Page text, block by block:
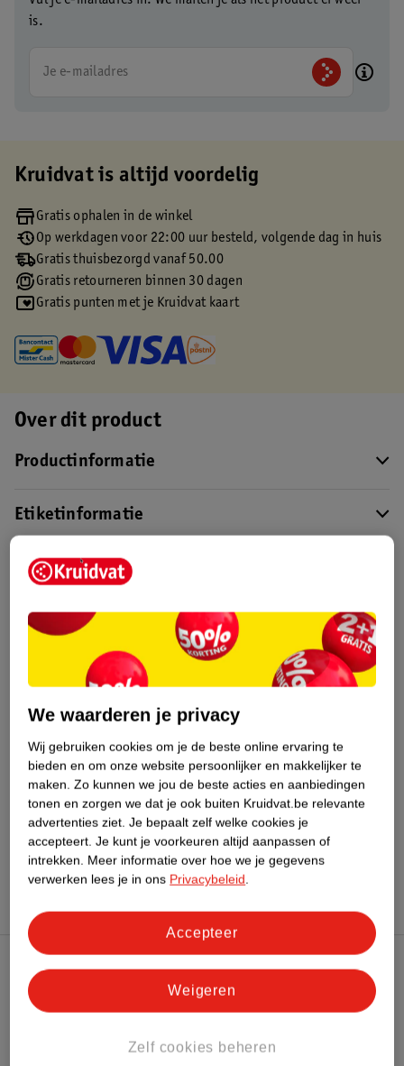
is.
Je e-mailadres
Kruidvat is altijd voordelig
Gratis ophalen in de winkel
Op werkdagen voor 22:00 uur besteld, volgende dag in huis
Gratis thuisbezorgd vanaf 50.00
Gratis retourneren binnen 30 dagen
Gratis punten met je Kruidvat kaart
Over dit product
Productinformatie
Etiketinformatie
Nature Impact Score
Impact Score.
Meer informatie
Bestel & Bezorginformatie
Bekijk ook
Meer Evora Inflatable Alle Zwembaden
Hoe controleren wij de reviews?
Kruidvat Club
We waarderen je privacy
Wij gebruiken cookies om je de beste online ervaring te
bieden en om onze website persoonlijker en makkelijker te
maken. Zo kunnen we jou de beste acties en aanbiedingen
tonen en zorgen we dat je ook buiten Kruidvat.be relevante
advertenties ziet. Je bepaalt zelf welke cookies je
accepteert. Je kunt je voorkeuren altijd aanpassen of
intrekken. Meer informatie over hoe we je gegevens
verwerken lees je in ons Privacybeleid.
Zelf cookies beheren
Weigeren
Accepteer